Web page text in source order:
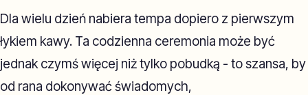
Dla wielu dzień nabiera tempa dopiero z pierwszym
łykiem kawy. Ta codzienna ceremonia może być
jednak czymś więcej niż tylko pobudką - to szansa, by
od rana dokonywać świadomych,